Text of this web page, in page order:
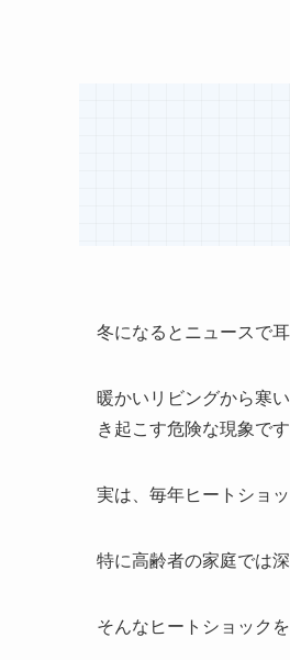
冬になるとニュースで
暖かいリビングから寒
き起こす危険な現象です
実は、毎年ヒートショ
特に高齢者の家庭では
そんなヒートショック